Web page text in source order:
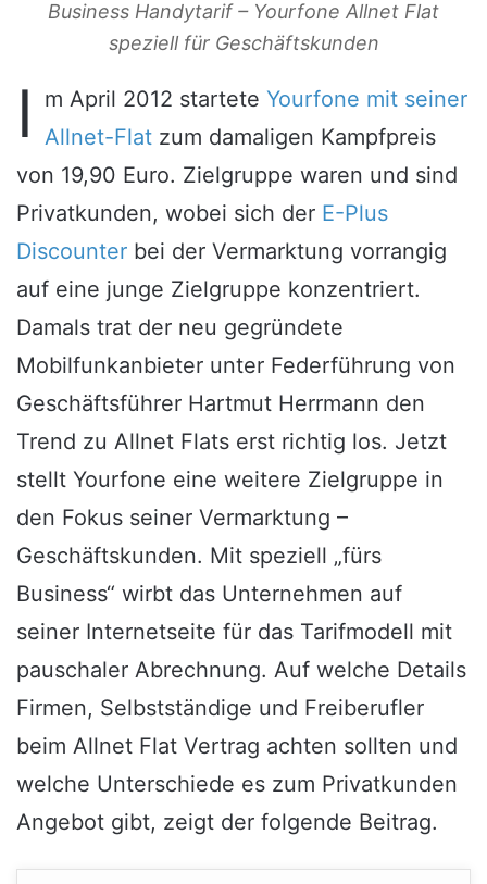
Business Handytarif – Yourfone Allnet Flat
speziell für Geschäftskunden
I m April 2012 startete Yourfone mit seiner
Allnet-Flat zum damaligen Kampfpreis
von 19,90 Euro. Zielgruppe waren und sind
Privatkunden, wobei sich der E-Plus
Discounter bei der Vermarktung vorrangig
auf eine junge Zielgruppe konzentriert.
Damals trat der neu gegründete
Mobilfunkanbieter unter Federführung von
Geschäftsführer Hartmut Herrmann den
Trend zu Allnet Flats erst richtig los. Jetzt
stellt Yourfone eine weitere Zielgruppe in
den Fokus seiner Vermarktung –
Geschäftskunden. Mit speziell „fürs
Business“ wirbt das Unternehmen auf
seiner Internetseite für das Tarifmodell mit
pauschaler Abrechnung. Auf welche Details
Firmen, Selbstständige und Freiberufler
beim Allnet Flat Vertrag achten sollten und
welche Unterschiede es zum Privatkunden
Angebot gibt, zeigt der folgende Beitrag.